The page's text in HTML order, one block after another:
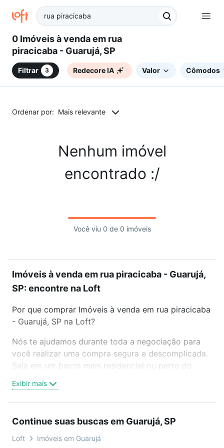
0 Imóveis à venda em rua
piracicaba - Guarujá, SP
Filtrar 3 Redecore IA Valor Cômodos
Ordenar por: Mais relevante
Nenhum imóvel
encontrado :/
Você viu 0 de 0 imóveis
Imóveis à venda em rua piracicaba - Guarujá,
SP: encontre na Loft
Por que comprar Imóveis à venda em rua piracicaba
- Guarujá, SP na Loft?
Nós te ajudamos durante toda a negociação para
você realizar uma compra segura e descomplicada.
Seja em um bairro mais residencial ou perto do
oferta ideal de Imóveis à venda em rua piracicaba -
Guarujá, SP para conquistar seu sonho. Agende uma
compromisso e você ainda conta com mais de 46
mil corretores e imobiliárias te ajudando na compra,
Exibir mais
Continue suas buscas em Guarujá, SP
Loft Imóveis em Guarujá